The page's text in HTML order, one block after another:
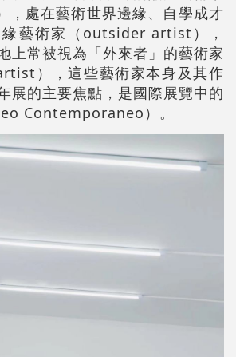
，處在藝術世界邊緣、自學成才
藝術家（outsider artist），
上常被視為「外來者」的藝術家
），這些藝術家本身及其作
展的主要焦點，是國際展覽中的
Contemporaneo）。